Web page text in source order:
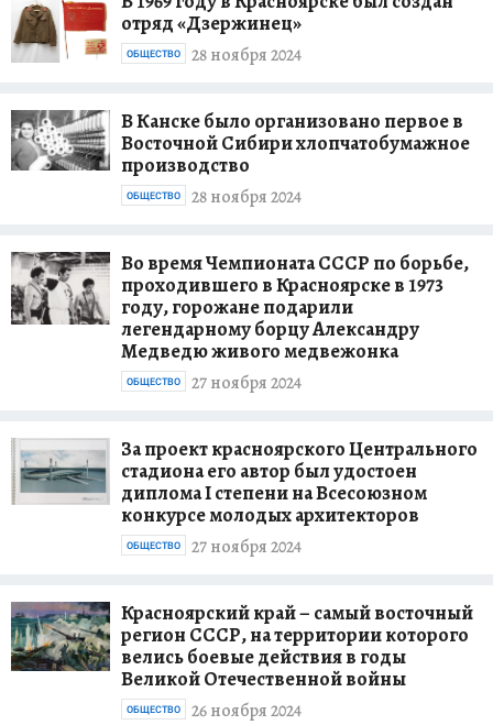
отряд «Дзержинец»
28 ноября 2024
ОБЩЕСТВО
В Канске было организовано первое в
Восточной Сибири хлопчатобумажное
производство
28 ноября 2024
ОБЩЕСТВО
Во время Чемпионата СССР по борьбе,
проходившего в Красноярске в 1973
году, горожане подарили
легендарному борцу Александру
Медведю живого медвежонка
27 ноября 2024
ОБЩЕСТВО
За проект красноярского Центрального
стадиона его автор был удостоен
диплома I степени на Всесоюзном
конкурсе молодых архитекторов
27 ноября 2024
ОБЩЕСТВО
Красноярский край – самый восточный
регион СССР, на территории которого
велись боевые действия в годы
Великой Отечественной войны
26 ноября 2024
ОБЩЕСТВО